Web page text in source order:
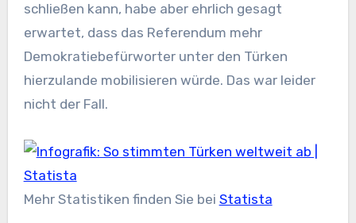
schließen kann, habe aber ehrlich gesagt
erwartet, dass das Referendum mehr
Demokratiebefürworter unter den Türken
hierzulande mobilisieren würde. Das war leider
nicht der Fall.
Mehr Statistiken finden Sie bei Statista